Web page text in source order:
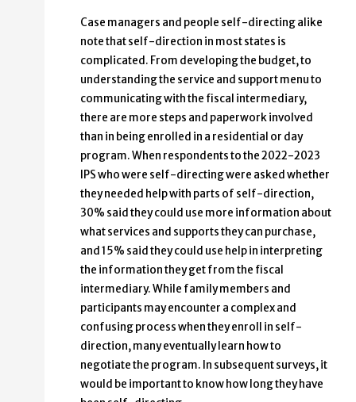
Case managers and people self-directing alike
note that self-direction in most states is
complicated. From developing the budget, to
understanding the service and support menu to
communicating with the fiscal intermediary,
there are more steps and paperwork involved
than in being enrolled in a residential or day
program. When respondents to the 2022-2023
IPS who were self-directing were asked whether
they needed help with parts of self-direction,
30% said they could use more information about
what services and supports they can purchase,
and 15% said they could use help in interpreting
the information they get from the fiscal
intermediary. While family members and
participants may encounter a complex and
confusing process when they enroll in self-
direction, many eventually learn how to
negotiate the program. In subsequent surveys, it
would be important to know how long they have